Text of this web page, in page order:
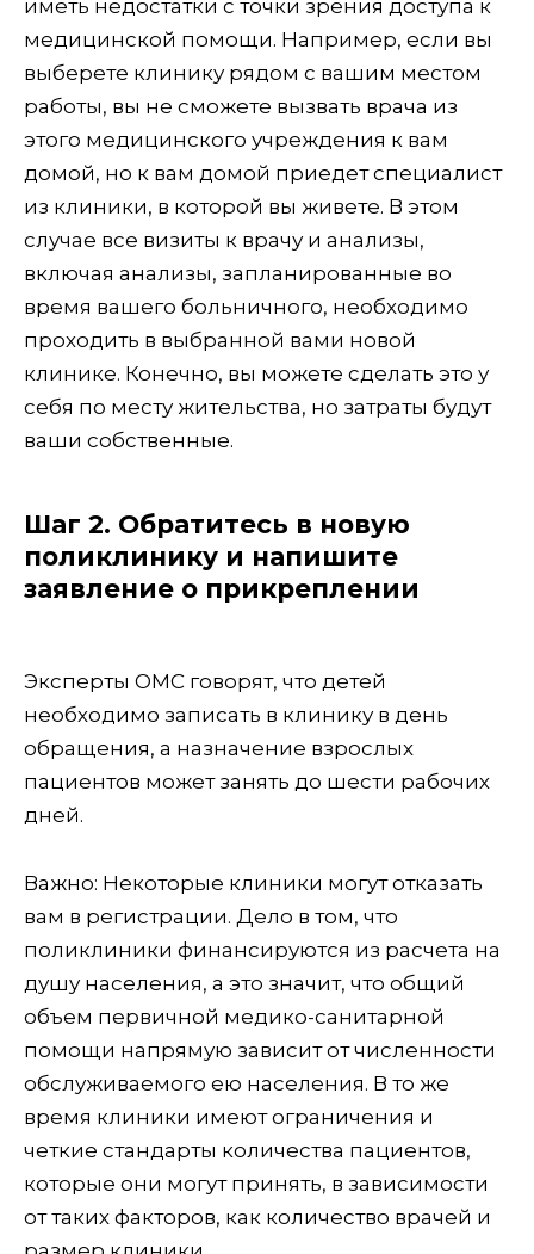
иметь недостатки с точки зрения доступа к
медицинской помощи. Например, если вы
выберете клинику рядом с вашим местом
работы, вы не сможете вызвать врача из
этого медицинского учреждения к вам
домой, но к вам домой приедет специалист
из клиники, в которой вы живете. В этом
случае все визиты к врачу и анализы,
включая анализы, запланированные во
время вашего больничного, необходимо
проходить в выбранной вами новой
клинике. Конечно, вы можете сделать это у
себя по месту жительства, но затраты будут
ваши собственные.
Шаг 2. Обратитесь в новую
поликлинику и напишите
заявление о прикреплении
Эксперты ОМС говорят, что детей
необходимо записать в клинику в день
обращения, а назначение взрослых
пациентов может занять до шести рабочих
дней.
Важно: Некоторые клиники могут отказать
вам в регистрации. Дело в том, что
поликлиники финансируются из расчета на
душу населения, а это значит, что общий
объем первичной медико-санитарной
помощи напрямую зависит от численности
обслуживаемого ею населения. В то же
время клиники имеют ограничения и
четкие стандарты количества пациентов,
которые они могут принять, в зависимости
от таких факторов, как количество врачей и